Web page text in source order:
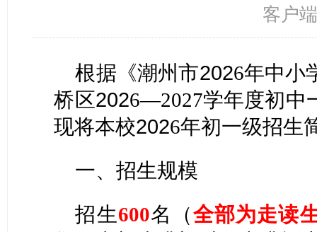
客户端
根据《潮州市2026年中小
桥区2026—2027学年度初中
现将本校2026年初一级招生
一、招生规模
招生600名（全部为走读